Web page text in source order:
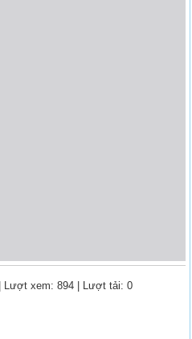
| Lượt xem: 894 | Lượt tải: 0